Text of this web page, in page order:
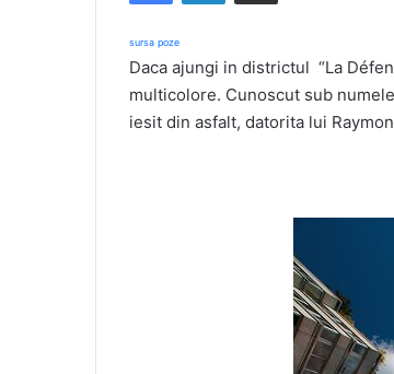
sursa poze
Daca ajungi in districtul “La
multicolore. Cunoscut sub
iesit din asfalt, datorita lui